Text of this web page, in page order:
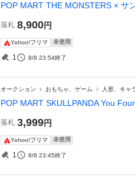
POP MART THE MONSTERS × サ
落札 8,900円
Yahoo!フリマ 未使用
1 8/8 23:54終了
オークション おもちゃ、ゲーム 人形、キャ
POP MART SKULLPANDA You
落札 3,999円
Yahoo!フリマ 未使用
1 8/8 23:45終了